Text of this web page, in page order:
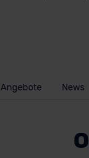
Angebote News